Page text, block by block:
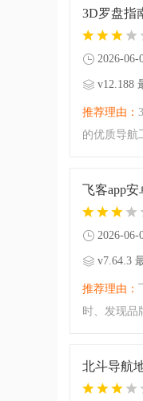
史影像对
3D罗盘指
2026-06-
v12.188
推荐理由：
的优质导航
虽然导航
飞客app安
2026-06-
v7.64.3
推荐理由：
时、发现品
我的关注